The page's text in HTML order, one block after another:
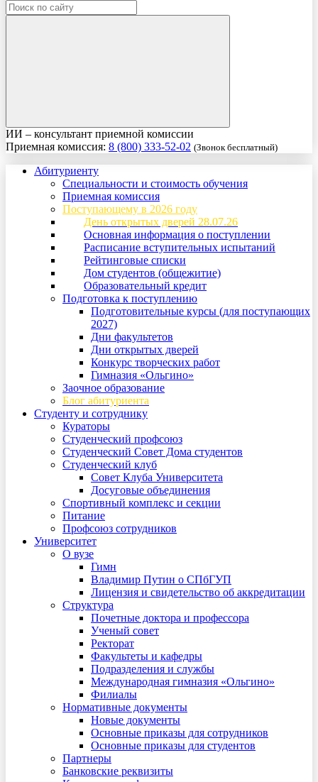
ИИ – консультант приемной комиссии
Приемная комиссия: 8 (800) 333-52-02 (Звонок бесплатный)
Абитуриенту
Специальности и стоимость обучения
Приемная комиссия
Поступающему в 2026 году
День открытых дверей 28.07.26
Основная информация о поступлении
Расписание вступительных испытаний
Рейтинговые списки
Дом студентов (общежитие)
Образовательный кредит
Подготовка к поступлению
Подготовительные курсы (для поступающих
2027)
Дни факультетов
Дни открытых дверей
Конкурс творческих работ
Гимназия «Ольгино»
Заочное образование
Блог абитуриента
Студенту и сотруднику
Кураторы
Студенческий профсоюз
Студенческий Совет Дома студентов
Студенческий клуб
Совет Клуба Университета
Досуговые объединения
Спортивный комплекс и секции
Питание
Профсоюз сотрудников
Университет
О вузе
Гимн
Владимир Путин о СПбГУП
Лицензия и свидетельство об аккредитации
Структура
Почетные доктора и профессора
Ученый совет
Ректорат
Факультеты и кафедры
Подразделения и службы
Международная гимназия «Ольгино»
Филиалы
Нормативные документы
Новые документы
Основные приказы для сотрудников
Основные приказы для студентов
Партнеры
Банковские реквизиты